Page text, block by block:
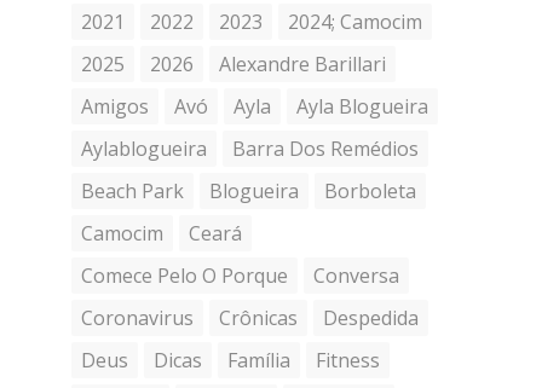
2021 2022 2023
2024; Camocim
2025
2026
Alexandre Barillari
Amigos
Avó Ayla
Ayla Blogueira
Aylablogueira
Barra Dos Remédios
Beach Park
Blogueira
Borboleta
Camocim
Ceará
Comece Pelo O Porque
Conversa
Coronavirus
Crônicas
Despedida
Deus
Dicas Família
Fitness